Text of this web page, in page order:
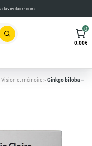
lavieclaire.com
Rechercher
0
0.00€
Vision et mémoire>Ginkgo biloba –